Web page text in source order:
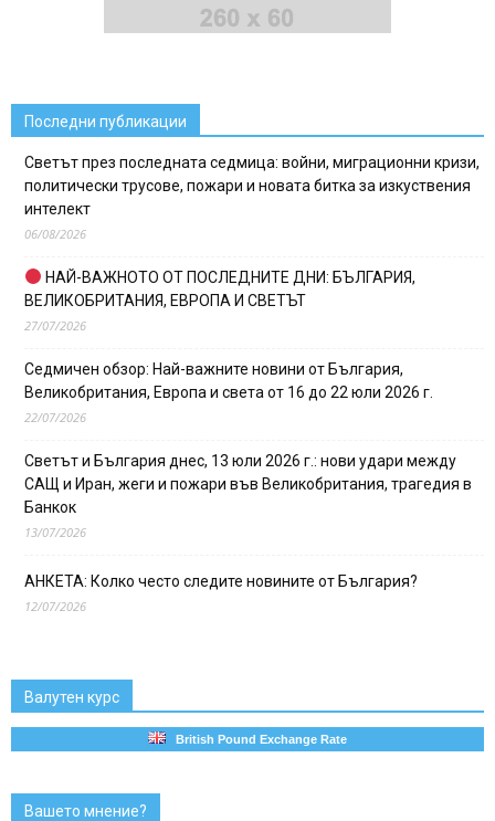
Последни публикации
Светът през последната седмица: войни, миграционни кризи,
политически трусове, пожари и новата битка за изкуствения
интелект
06/08/2026
НАЙ-ВАЖНОТО ОТ ПОСЛЕДНИТЕ ДНИ: БЪЛГАРИЯ,
ВЕЛИКОБРИТАНИЯ, ЕВРОПА И СВЕТЪТ
27/07/2026
Седмичен обзор: Най-важните новини от България,
Великобритания, Европа и света от 16 до 22 юли 2026 г.
22/07/2026
Светът и България днес, 13 юли 2026 г.: нови удари между
САЩ и Иран, жеги и пожари във Великобритания, трагедия в
Банкок
13/07/2026
АНКЕТА: Колко често следите новините от България?
12/07/2026
Валутен курс
British Pound Exchange Rate
Вашето мнение?